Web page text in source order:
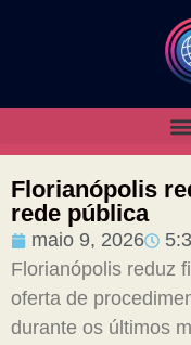
Florianópolis
rede pública
maio 9, 2026
Florianópolis reduz
oferta de
durante os últimos